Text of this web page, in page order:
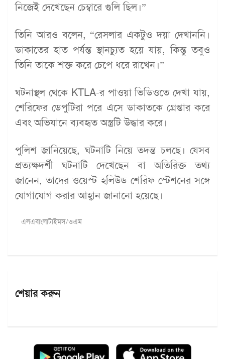
নিজেই দেখেছেন চেম্বারে গুলি ছিল।”
তিনি আরও বলেন, “রেসলার একটুও দয়া দেখাননি।
ডাকাতের হাত পর্যন্ত স্থানচ্যুত হয়ে যায়, কিন্তু তবুও
তিনি তাকে শক্ত করে চেপে ধরে রাখেন।”
ঘটনাস্থল থেকে KTLA-র পাওয়া ভিডিওতে দেখা যায়,
শেরিফের ডেপুটিরা পরে এসে ডাকাতকে গ্রেপ্তার করে
এবং অভিযানে ব্যবহৃত অস্ত্রটি উদ্ধার করে।
পুলিশ জানিয়েছে, ঘটনাটি নিয়ে তদন্ত চলছে। যেসব
প্রত্যক্ষদর্শী ঘটনাটি দেখেছেন বা অতিরিক্ত তথ্য
জানেন, তাদের ওয়েস্ট হলিউড শেরিফ স্টেশনের সঙ্গে
যোগাযোগ করার আহ্বান জানানো হয়েছে।
এলএবাংলাটাইমস/ওএম
শেয়ার করুন